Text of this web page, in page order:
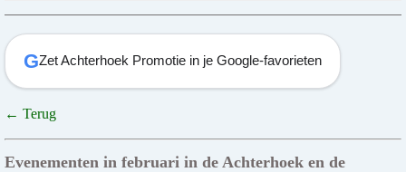
GZet Achterhoek Promotie in je Google-favorieten
← Terug
Evenementen in februari in de Achterhoek en de